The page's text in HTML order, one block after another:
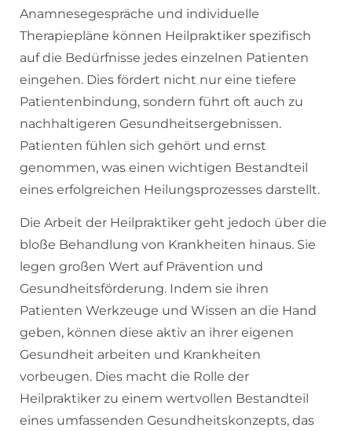
Anamnesegespräche und individuelle
Therapiepläne können Heilpraktiker spezifisch
auf die Bedürfnisse jedes einzelnen Patienten
eingehen. Dies fördert nicht nur eine tiefere
Patientenbindung, sondern führt oft auch zu
nachhaltigeren Gesundheitsergebnissen.
Patienten fühlen sich gehört und ernst
genommen, was einen wichtigen Bestandteil
eines erfolgreichen Heilungsprozesses darstellt.
Die Arbeit der Heilpraktiker geht jedoch über die
bloße Behandlung von Krankheiten hinaus. Sie
legen großen Wert auf Prävention und
Gesundheitsförderung. Indem sie ihren
Patienten Werkzeuge und Wissen an die Hand
geben, können diese aktiv an ihrer eigenen
Gesundheit arbeiten und Krankheiten
vorbeugen. Dies macht die Rolle der
Heilpraktiker zu einem wertvollen Bestandteil
eines umfassenden Gesundheitskonzepts, das